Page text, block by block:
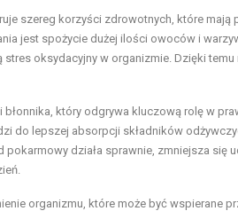
szereg korzyści zdrowotnych, które mają
jest spożycie dużej ilości owoców i
oksydacyjny w organizmie. Dzięki
który odgrywa kluczową rolę w
do lepszej absorpcji składników
pokarmowy działa sprawnie, zmniejsza się
organizmu, które może być wspierane